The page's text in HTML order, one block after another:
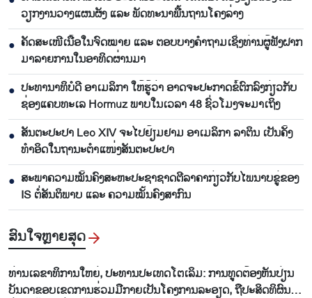
ວຽກ​ງານ​ວາງ​ແຜນ​ຜັງ ແລະ ​ພັດ​ທະ​ນາ​ພື້ນ​ຖານ​ໂຄງ​ລ່າງ
● ຄັດສະເໜີເນື້ອໃນຈົດໝາຍ ແລະ ຕອບບາງຄຳຖາມເຊິ່ງທ່ານຜູ້ຟັງຝາກ
ມາລາຍການໃນອາທິດຜ່ານມາ
● ປະທານາທິບໍດີ ອາເມລິກາ ໃຫ້ຮູ້ວ່າ ອາດຈະປະກາດຂໍ້ຕົກລົງກ່ຽວກັບ
ຊ່ອງແຄບທະເລ Hormuz ພາບໃນເວລາ 48 ຊົ່ວໂມງຈະມາເຖິງ
● ສັນຕະປະປາ Leo XIV ຈະໄປຢ້ຽມຢາມ ອາເມລິກາ ລາຕິນ ເປັນຄັ້ງ
ທຳອິດໃນຖານະຕຳແໜ່ງສັນຕະປະປາ
● ສະພາຄວາມໝັ້ນຄົງສະຫະປະຊາຊາດຕີລາຄາກ່ຽວກັບໄພນາບຂູ່ຂອງ
IS ຕໍ່ສັນຕິພາບ ແລະ ຄວາມໝັ້ນຄົງສາກົນ
ສົນ​ໃຈ​ຫຼາຍ​ສຸດ
ທ່ານ​ເລ​ຂາ​ທິ​ການ​ໃຫຍ່, ປະ​ທານ​ປະ​ເທດ​ໂຕ​ເລິມ: ການ​ທູດ​ຕ້ອງ​ຫັນ​ປ່ຽນ​
ບັນ​ດາ​ຂອບ​ເຂດ​ການ​ຮ່ວມ​ມື​ກາຍ​ເປັນ​ໂຄງ​ການ​ລະ​ອຽດ​, ຖື​ປະ​ສິດ​ທິ​ຜົນ​